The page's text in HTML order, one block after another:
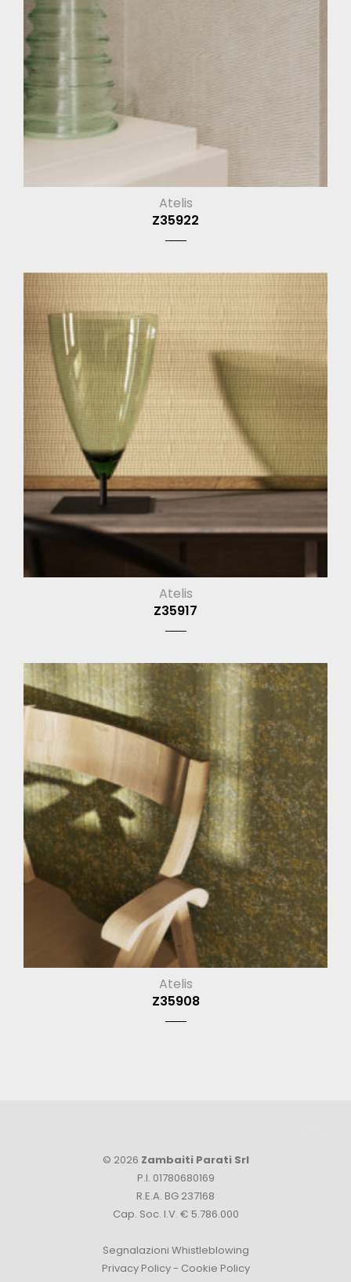
Atelis
Z35922
Atelis
Z35917
Atelis
Z35908
© 2026 Zambaiti Parati Srl
P.I. 01780680169
R.E.A. BG 237168
Cap. Soc. I.V. € 5.786.000
Segnalazioni Whistleblowing
Privacy Policy- Cookie Policy